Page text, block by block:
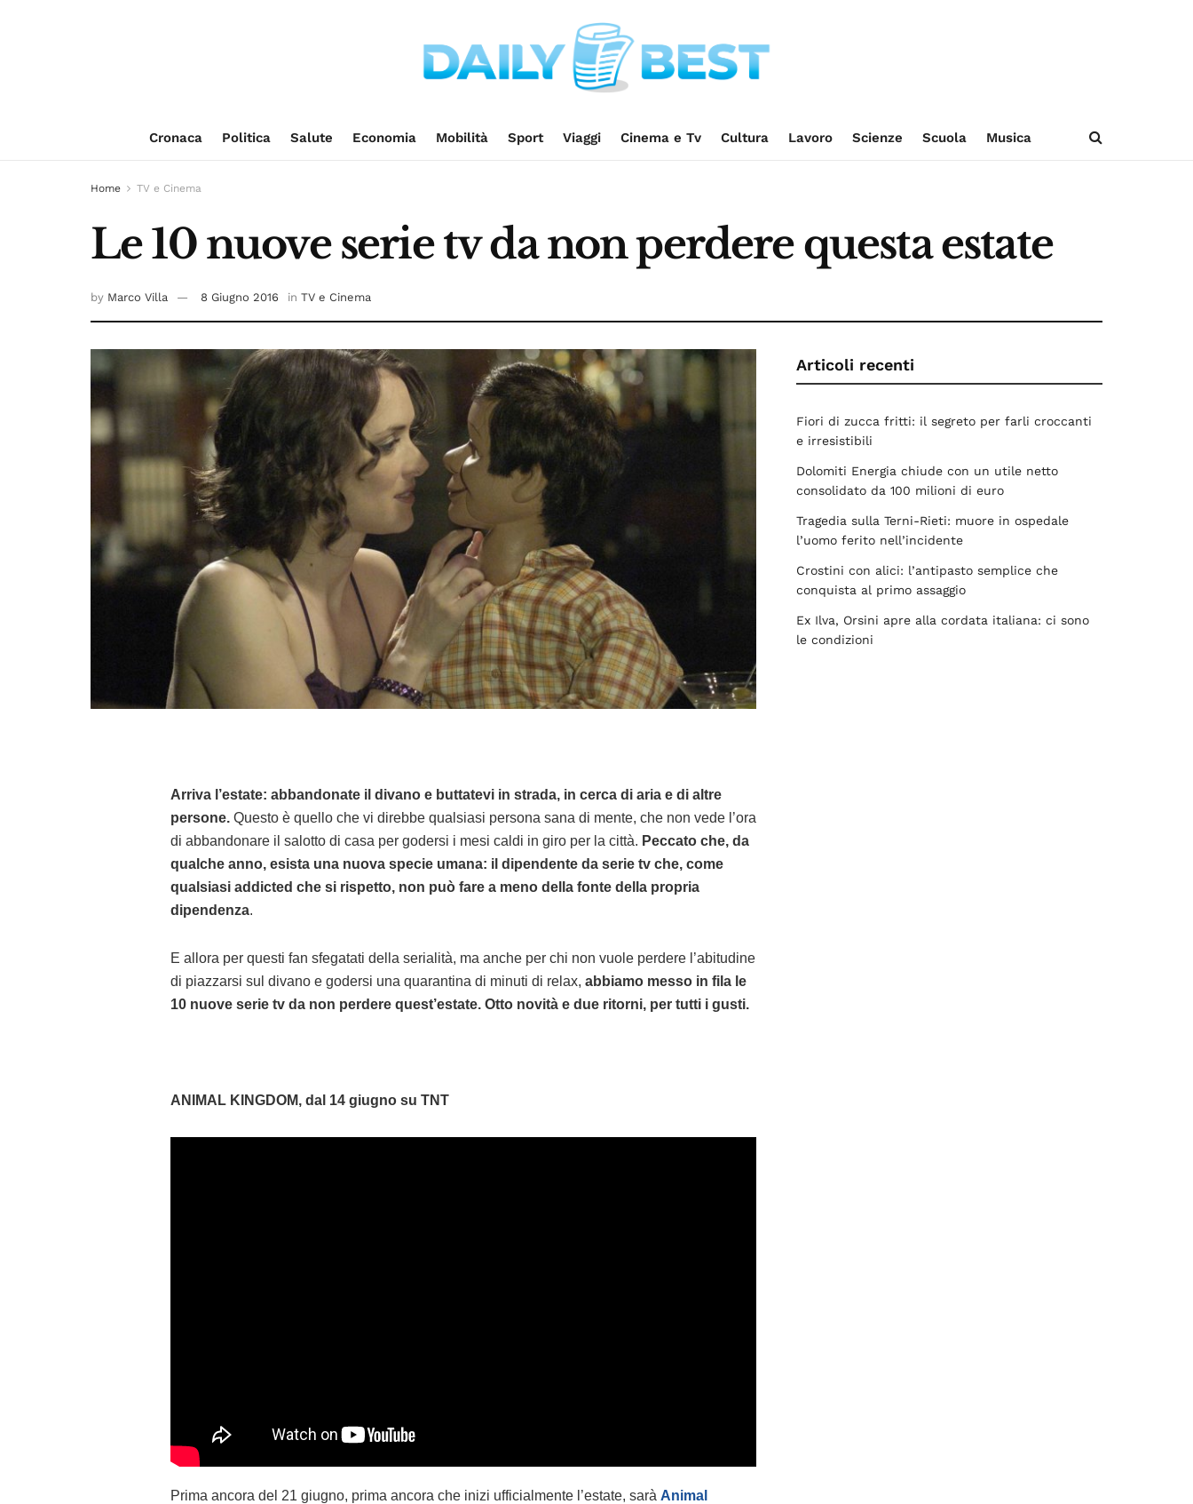
Cronaca Politica Salute Economia Mobilità Sport Viaggi Cinema e Tv Cultura Lavoro Scienze Scuola Musica
Home TV e Cinema
Le 10 nuove serie tv da non perdere questa estate
by Marco Villa 8 Giugno 2016 in TV e Cinema
Arriva l’estate: abbandonate il divano e buttatevi in strada, in cerca di aria e di altre
persone. Questo è quello che vi direbbe qualsiasi persona sana di mente, che non vede l’ora
di abbandonare il salotto di casa per godersi i mesi caldi in giro per la città. Peccato che, da
qualche anno, esista una nuova specie umana: il dipendente da serie tv che, come
qualsiasi addicted che si rispetto, non può fare a meno della fonte della propria
dipendenza.
E allora per questi fan sfegatati della serialità, ma anche per chi non vuole perdere l’abitudine
di piazzarsi sul divano e godersi una quarantina di minuti di relax, abbiamo messo in fila le
10 nuove serie tv da non perdere quest’estate. Otto novità e due ritorni, per tutti i gusti.
ANIMAL KINGDOM, dal 14 giugno su TNT
Prima ancora del 21 giugno, prima ancora che inizi ufficialmente l’estate, sarà Animal
Articoli recenti
Fiori di zucca fritti: il segreto per farli croccanti
e irresistibili
Dolomiti Energia chiude con un utile netto
consolidato da 100 milioni di euro
Tragedia sulla Terni-Rieti: muore in ospedale
l’uomo ferito nell’incidente
Crostini con alici: l’antipasto semplice che
conquista al primo assaggio
Ex Ilva, Orsini apre alla cordata italiana: ci sono
le condizioni